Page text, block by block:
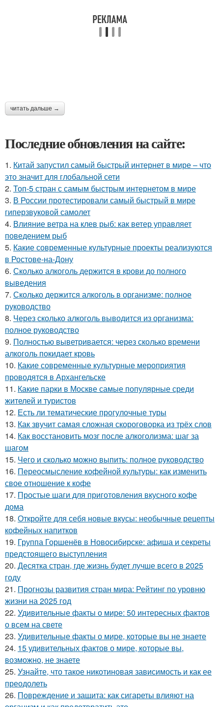
читать дальше →
Последние обновления на сайте:
1. Китай запустил самый быстрый интернет в мире – что
это значит для глобальной сети
2. Топ-5 стран с самым быстрым интернетом в мире
3. В России протестировали самый быстрый в мире
гиперзвуковой самолет
4. Влияние ветра на клев рыб: как ветер управляет
поведением рыб
5. Какие современные культурные проекты реализуются
в Ростове-на-Дону
6. Сколько алкоголь держится в крови до полного
выведения
7. Сколько держится алкоголь в организме: полное
руководство
8. Через сколько алкоголь выводится из организма:
полное руководство
9. Полностью выветривается: через сколько времени
алкоголь покидает кровь
10. Какие современные культурные мероприятия
проводятся в Архангельске
11. Какие парки в Москве самые популярные среди
жителей и туристов
12. Есть ли тематические прогулочные туры
13. Как звучит самая сложная скороговорка из трёх слов
14. Как восстановить мозг после алкоголизма: шаг за
шагом
15. Чего и сколько можно выпить: полное руководство
16. Переосмысление кофейной культуры: как изменить
свое отношение к кофе
17. Простые шаги для приготовления вкусного кофе
дома
18. Откройте для себя новые вкусы: необычные рецепты
кофейных напитков
19. Группа Горшенёв в Новосибирске: афиша и секреты
предстоящего выступления
20. Десятка стран, где жизнь будет лучше всего в 2025
году
21. Прогнозы развития стран мира: Рейтинг по уровню
жизни на 2025 год
22. Удивительные факты о мире: 50 интересных фактов
о всем на свете
23. Удивительные факты о мире, которые вы не знаете
24. 15 удивительных фактов о мире, которые вы,
возможно, не знаете
25. Узнайте, что такое никотиновая зависимость и как ее
преодолеть
26. Повреждение и защита: как сигареты влияют на